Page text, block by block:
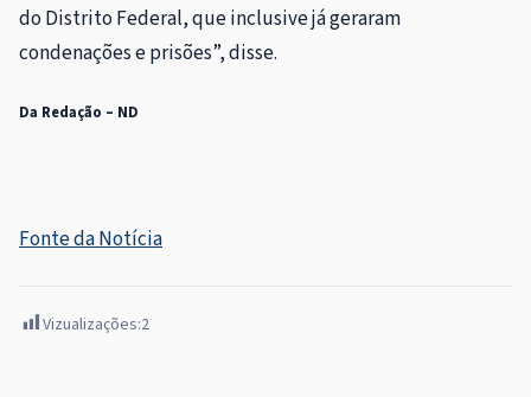
do Distrito Federal, que inclusive já geraram
condenações e prisões”, disse.
Da Redação – ND
Fonte da Notícia
Vizualizações:2